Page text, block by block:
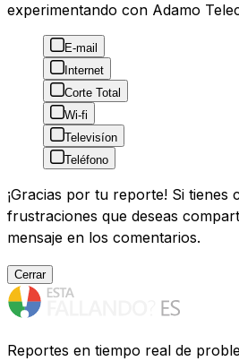
experimentando con Adamo
E-mail
Internet
Corte Total
Wi-fi
Televisíon
Teléfono
¡Gracias por tu reporte! Si tienes
frustraciones que deseas
mensaje en los comentarios.
Cerrar
Reportes en tiempo real de